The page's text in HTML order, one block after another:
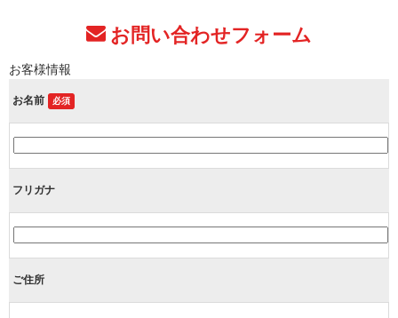
お問い合わせフォーム
お客様情報
お名前 必須
フリガナ
ご住所